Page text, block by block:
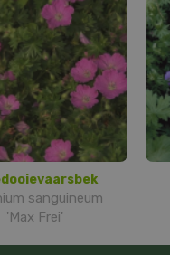
sanguineum
'Max Frei'